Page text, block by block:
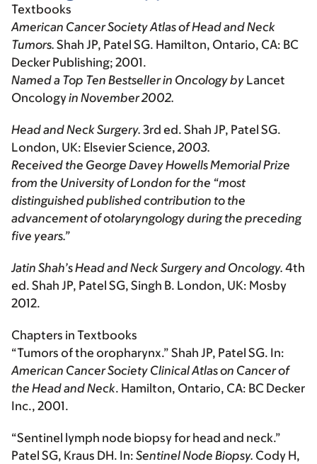
Textbooks
American Cancer Society Atlas of Head and Neck
Tumors. Shah JP, Patel SG. Hamilton, Ontario, CA: BC
Decker Publishing; 2001.
Named a Top Ten Bestseller in Oncology by Lancet
Oncologyin November 2002.
Head and Neck Surgery. 3rd ed. Shah JP, Patel SG.
London, UK: Elsevier Science,2003.
Received the George Davey Howells Memorial Prize
from the University of London for the “most
distinguished published contribution to the
advancement of otolaryngology during the preceding
five years.”
Jatin Shah’s Head and Neck Surgery and Oncology. 4th
ed. Shah JP, Patel SG, Singh B. London, UK: Mosby
2012.
Chapters in Textbooks
“Tumors of the oropharynx.” Shah JP, Patel SG. In:
American Cancer Society Clinical Atlas on Cancer of
the Head and Neck. Hamilton, Ontario, CA: BC Decker
Inc., 2001.
“Sentinel lymph node biopsy for head and neck.”
Patel SG, Kraus DH. In: Sentinel Node Biopsy. Cody H,